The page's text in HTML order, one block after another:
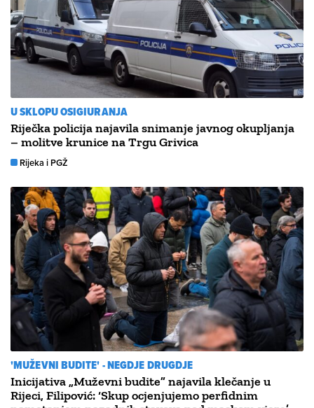
U SKLOPU OSIGIURANJA
Riječka policija najavila snimanje javnog okupljanja
– molitve krunice na Trgu Grivica
Rijeka i PGŽ
'MUŽEVNI BUDITE' - NEGDJE DRUGDJE
Inicijativa „Muževni budite” najavila klečanje u
Rijeci, Filipović: ‘Skup ocjenjujemo perfidnim